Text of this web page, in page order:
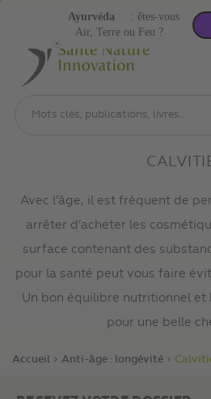
Avec l’âge, il est fréquent de
arrêter d’acheter les
surface contenant des
pour la santé peut vous faire
Un bon équilibre nutritionnel et
pour une belle
Accueil Anti-âge : longévité
Air, Terre ou Feu ?
Ayurvéda : êtes-vous